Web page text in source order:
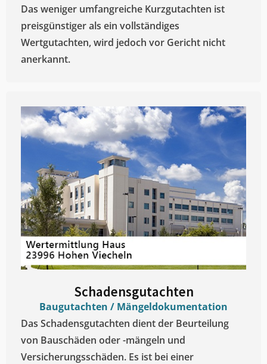
Das weniger umfangreiche Kurzgutachten ist
preisgünstiger als ein vollständiges
Wertgutachten, wird jedoch vor Gericht nicht
anerkannt.
Schadensgutachten
Baugutachten / Mängeldokumentation
Das Schadensgutachten dient der Beurteilung
von Bauschäden oder -mängeln und
Versicherungsschäden. Es ist bei einer